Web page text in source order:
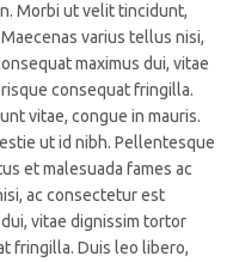
Morbi ut velit tincidunt,
varius tellus nisi,
maximus dui, vitae
consequat fringilla.
vitae, congue in mauris.
ut id nibh. Pellentesque
et malesuada fames ac
ac consectetur est
vitae dignissim tortor
fringilla. Duis leo libero,